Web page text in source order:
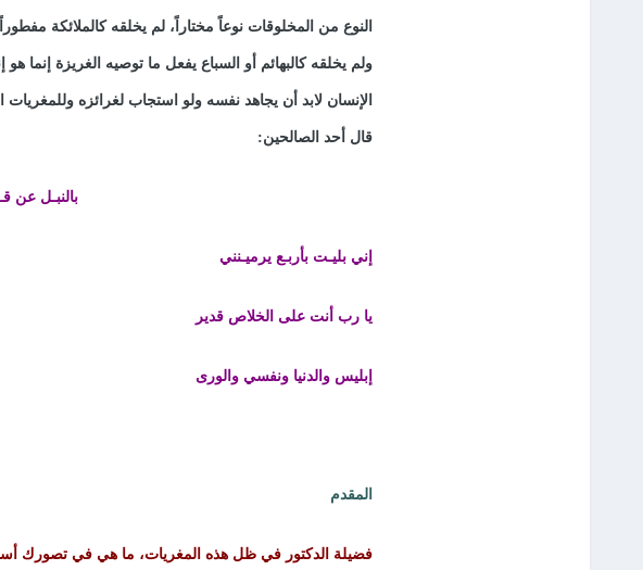
النوع من المخلوقات نوعاً مختاراً، لم يخلقه كالملائكة
ولم يخلقه كالبهائم أو السباع يفعل ما توصيه الغريزة إنما
الإنسان لابد أن يجاهد نفسه ولو استجاب لغرائزه
قال أحد الصالحين:
بالنبـل عن
إني بليـت بأربـع يرميـنني
يا رب أنت على الخلاص قدير
إبليس والدنيا ونفسي والورى
المقدم
فضيلة الدكتور في ظل هذه المغريات، ما هي في تصورك